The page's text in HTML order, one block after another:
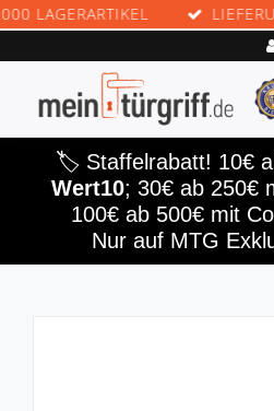
LIEFERUNG
🏷️ Staffelrabatt! 10€
Wert10; 30€ ab 250€
100€ ab 500€ mit
Nur auf MTG